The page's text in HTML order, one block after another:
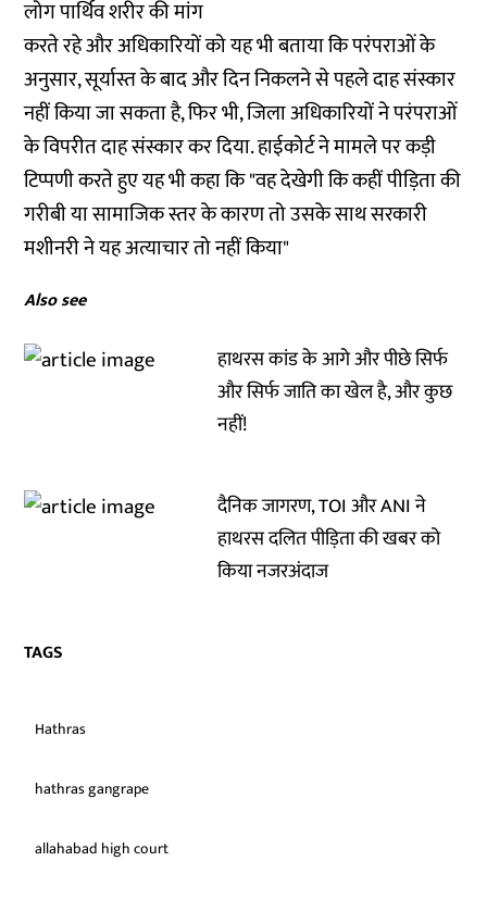
लोग पार्थिव शरीर की मांग
करते रहे और अधिकारियों को यह भी बताया कि परंपराओं के
अनुसार, सूर्यास्त के बाद और दिन निकलने से पहले दाह संस्कार
नहीं किया जा सकता है, फिर भी, जिला अधिकारियों ने परंपराओं
के विपरीत दाह संस्कार कर दिया. हाईकोर्ट ने मामले पर कड़ी
टिप्पणी करते हुए यह भी कहा कि "वह देखेगी कि कहीं पीड़िता की
गरीबी या सामाजिक स्तर के कारण तो उसके साथ सरकारी
मशीनरी ने यह अत्याचार तो नहीं किया"
Also see
हाथरस कांड के आगे और पीछे सिर्फ
और सिर्फ जाति का खेल है, और कुछ
नहीं!
दैनिक जागरण, TOI और ANI ने
हाथरस दलित पीड़िता की खबर को
किया नजरअंदाज
TAGS
Hathras
hathras gangrape
allahabad high court